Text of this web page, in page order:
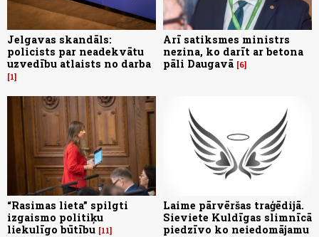
Jelgavas skandāls:
policists par neadekvātu
uzvedību atlaists no darba
1
Arī satiksmes ministrs
nezina, ko darīt ar betona
pāli Daugavā 6
“Rasimas lieta” spilgti
izgaismo politiķu
liekulīgo būtību 11
Laime pārvēršas traģēdijā.
Sieviete Kuldīgas slimnīcā
piedzīvo ko neiedomājamu